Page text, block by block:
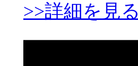
>>詳細を見る